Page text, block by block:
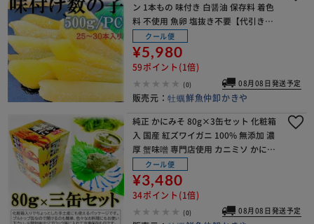
ン 1本もの 味付き 白醤油 保存料 着色
料 不使用 魚卵 塩抜き不要【代引き不
可】クール便
¥5,980
59ポイント(1倍)
(0) 08月08日発送予定
販売元：牡蠣鮮魚仲卸かきや
純正 かにみそ 80g×3缶セット 化粧箱
入 国産 紅ズワイガニ 100% 無添加 濃
厚 蟹味噌 専門店使用 カニミソ かに味
噌【代引き不可】
クール便
¥3,480
34ポイント(1倍)
(0) 08月08日発送予定